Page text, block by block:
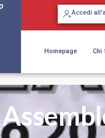
Accedi
Homepage Chi